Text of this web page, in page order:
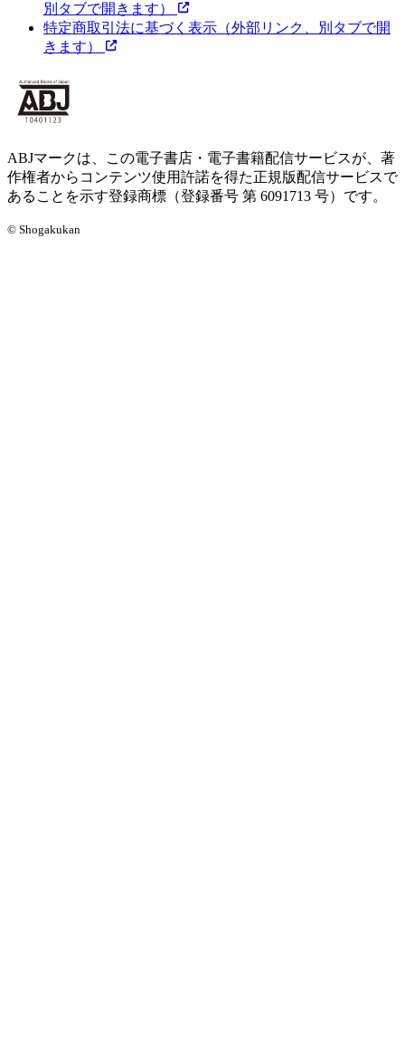
別タブで開きます）
特定商取引法に基づく表示 （外部リンク、別タブで開
きます）
ABJマークは、この電子書店・電子書籍配信サービスが、著
作権者からコンテンツ使用許諾を得た正規版配信サービスで
あることを示す登録商標（登録番号 第 6091713 号）です。
© Shogakukan